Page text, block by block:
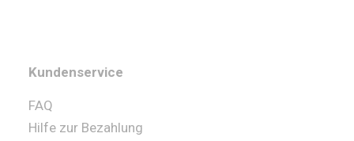
Kundenservice
FAQ
Hilfe zur Bezahlung